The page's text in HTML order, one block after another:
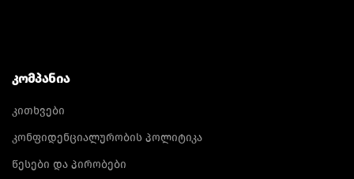
ᲙᲝᲛᲞᲐᲜᲘᲐ
კითხვები
კონფიდენციალურობის პოლიტიკა
წესები და პირობები